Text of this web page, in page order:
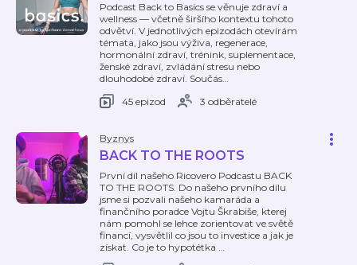
Podcast Back to Basics se věnuje zdraví a
wellness — včetně širšího kontextu tohoto
odvětví. V jednotlivých epizodách otevírám
témata, jako jsou výživa, regenerace,
hormonální zdraví, trénink, suplementace,
ženské zdraví, zvládání stresu nebo
dlouhodobé zdraví. Součás…
45 epizod
3 odběratelé
Byznys
BACK TO THE ROOTS
První díl našeho Ricovero Podcastu BACK
TO THE ROOTS. Do našeho prvního dílu
jsme si pozvali našeho kamaráda a
finančního poradce Vojtu Škrabiše, kterej
nám pomohl se lehce zorientovat ve světě
financí, vysvětlil co jsou to investice a jak je
získat. Co je to hypotétka …